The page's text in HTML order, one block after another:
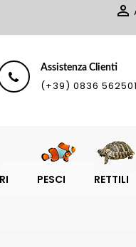

Assistenza Clienti
(+39) 0836 562501
PESCI RETTILI